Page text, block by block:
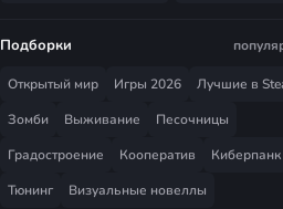
Подборки
Открытый мир Игры 2026
Лучшие в
Зомби
Выживание
Песочницы
Градостроение
Кооператив
Киберпанк
Тюнинг
Визуальные новеллы